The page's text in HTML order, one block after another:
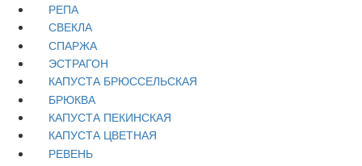
РЕПА
СВЕКЛА
СПАРЖА
ЭСТРАГОН
КАПУСТА БРЮССЕЛЬСКАЯ
БРЮКВА
КАПУСТА ПЕКИНСКАЯ
КАПУСТА ЦВЕТНАЯ
РЕВЕНЬ